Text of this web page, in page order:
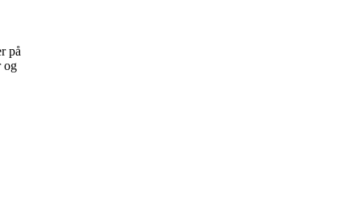
på
og